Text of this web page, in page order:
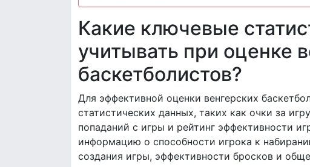
Какие ключевые
учитывать при оценке
баскетболистов?
Для эффективной оценки венгерских
статистических данных, таких как очки за
попаданий с игры и рейтинг эффективности
информацию о способности игрока к
создания игры, эффективности бросков и